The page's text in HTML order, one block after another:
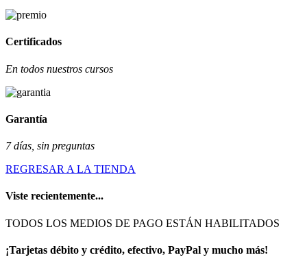
Certificados
En todos nuestros cursos
Garantía
7 días, sin preguntas
REGRESAR A LA TIENDA
Viste recientemente...
TODOS LOS MEDIOS DE PAGO ESTÁN HABILITADOS
¡Tarjetas débito y crédito, efectivo, PayPal y mucho más!